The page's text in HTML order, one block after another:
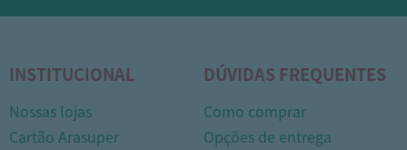
INSTITUCIONAL
Nossas lojas
Cartão Arasuper
DÚVIDAS FREQUENTES
Como comprar
Opções de entrega